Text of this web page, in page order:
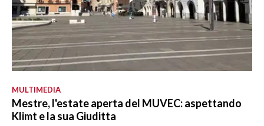
MULTIMEDIA
Mestre, l'estate aperta del MUVEC: aspettando
Klimt e la sua Giuditta